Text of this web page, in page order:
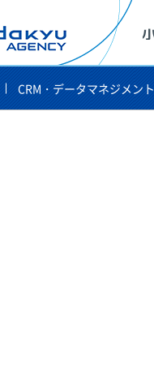
CRM・データマネジメント